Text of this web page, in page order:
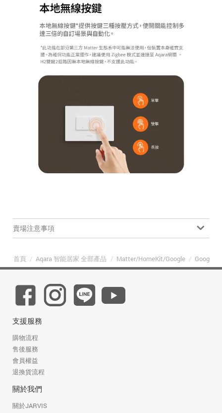
賣場注意事項
首頁 / Aqara 智能居家 全部產品 / Matter/HomeKit/Google / Google
支援服務
購物流程
售後服務
會員權益
退換貨流程
關於我們
關於JARVIS